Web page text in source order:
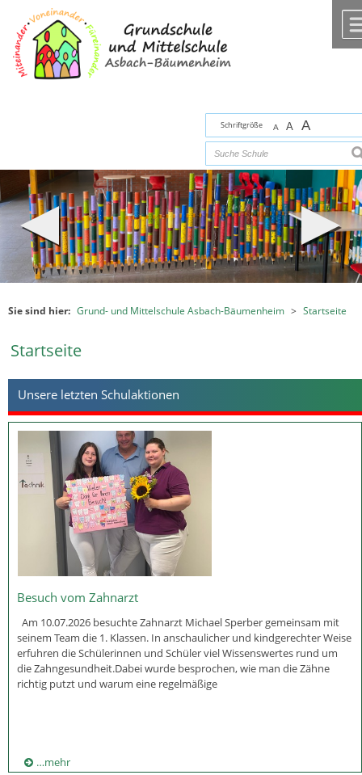
Zum Inhalt,
Schriftgröße A A A
Sie sind hier: Grund- und Mittelschule Asbach-Bäumenheim > Startseite
Startseite
Unsere letzten Schulaktionen
Besuch vom Zahnarzt
Am 10.07.2026 besuchte Zahnarzt Michael Sperber gemeinsam mit
seinem Team die 1. Klassen. In anschaulicher und kindgerechter Weise
erfuhren die Schülerinnen und Schüler viel Wissenswertes rund um
die Zahngesundheit.Dabei wurde besprochen, wie man die Zähne
richtig putzt und warum eine regelmäßige
…mehr